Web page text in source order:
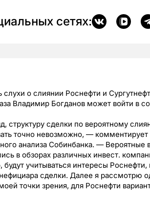
сетях:
слухи о слиянии Роснефти и
Владимир Богданов может войти в
структуру сделки по вероятному
точно невозможно, — комментирует
анализа Собинбанка. — Вероятные
в обзорах различных инвест.
будут учитываться интересы
сделки. Далее я рассмотрю
точки зрения, для Роснефти